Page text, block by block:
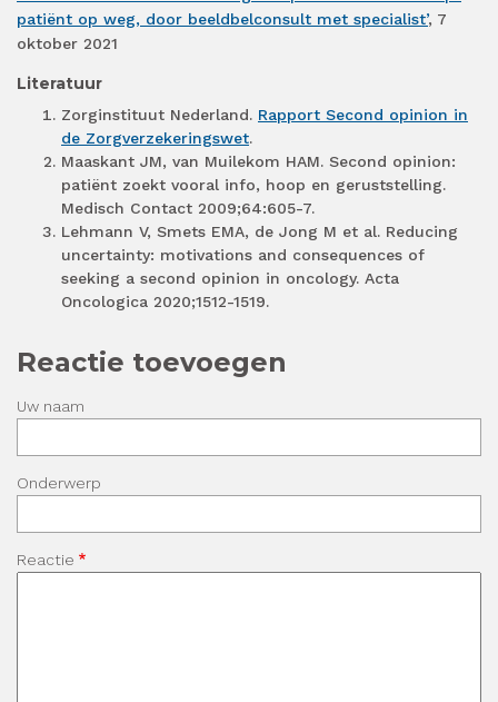
patiënt op weg, door beeldbelconsult met specialist’, 7
oktober 2021
Literatuur
Zorginstituut Nederland. Rapport Second opinion in
de Zorgverzekeringswet.
Maaskant JM, van Muilekom HAM. Second opinion:
patiënt zoekt vooral info, hoop en geruststelling.
Medisch Contact 2009;64:605-7.
Lehmann V, Smets EMA, de Jong M et al. Reducing
uncertainty: motivations and consequences of
seeking a second opinion in oncology. Acta
Oncologica 2020;1512-1519.
Reactie toevoegen
Uw naam
Onderwerp
Reactie